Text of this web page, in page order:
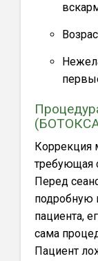
Коррекция
требующая
Перед
подробную
пациента,
сама
Пациент